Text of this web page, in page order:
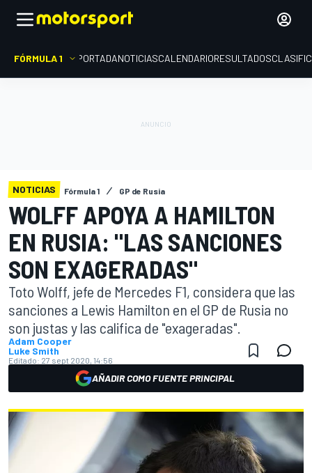
FÓRMULA 1 PORTADANOTICIASCALENDARIORESULTADOS
NOTICIAS Fórmula 1 GP de Rusia
WOLFF APOYA A HAMILTON
EN RUSIA: "LAS SANCIONES
SON EXAGERADAS"
Toto Wolff, jefe de Mercedes F1, considera que las
sanciones a Lewis Hamilton en el GP de Rusia no
son justas y las califica de "exageradas".
Adam Cooper
Luke Smith
Editado: 27 sept 2020, 14:56
AÑADIR COMO FUENTE PRINCIPAL